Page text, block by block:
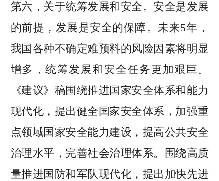
第六，关于统筹发展和安全。安全是发展
的前提，发展是安全的保障。未来5年，
我国各种不确定难预料的风险因素将明显
增多，统筹发展和安全任务更加艰巨。
《建议》稿围绕推进国家安全体系和能力
现代化，提出健全国家安全体系，加强重
点领域国家安全能力建设，提高公共安全
治理水平，完善社会治理体系。围绕高质
量推进国防和军队现代化，提出加快先进